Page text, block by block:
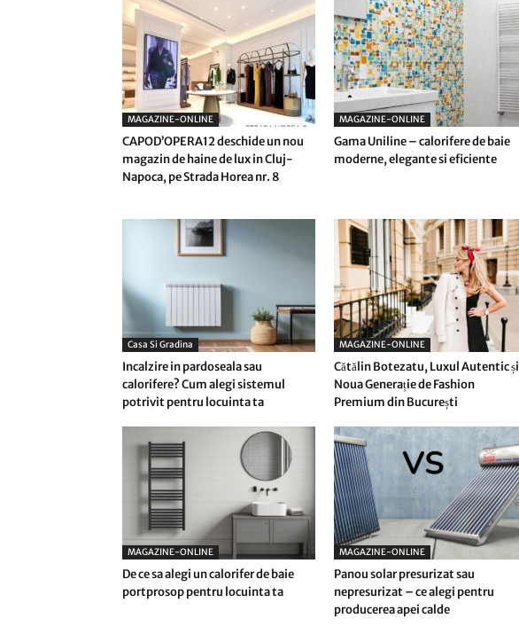
MAGAZINE-ONLINE
CAPOD’OPERA12 deschide un nou
magazin de haine de lux in Cluj-
Napoca, pe Strada Horea nr. 8
MAGAZINE-ONLINE
Gama Uniline – calorifere de baie
moderne, elegante si eficiente
Casa Si Gradina
Incalzire in pardoseala sau
calorifere? Cum alegi sistemul
potrivit pentru locuinta ta
MAGAZINE-ONLINE
Cătălin Botezatu, Luxul Autentic și
Noua Generație de Fashion
Premium din București
MAGAZINE-ONLINE
De ce sa alegi un calorifer de baie
portprosop pentru locuinta ta
MAGAZINE-ONLINE
Panou solar presurizat sau
nepresurizat – ce alegi pentru
producerea apei calde